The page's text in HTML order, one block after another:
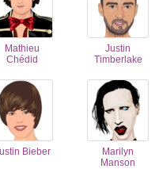
Mathieu
Chédid
Justin
Timberlake
Bieber
Marilyn
Manson